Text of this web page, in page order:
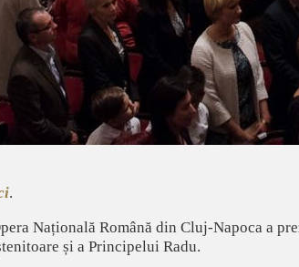
.
Națională Română din Cluj-Napoca a
și a Principelui Radu.